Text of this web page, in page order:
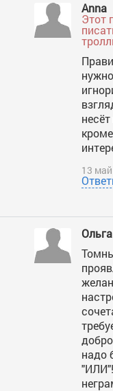
Anna
Этот
13
надо